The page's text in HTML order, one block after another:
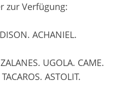
zur Verfügung:
ACHANIEL.
UGOLA. CAME.
ASTOLIT.